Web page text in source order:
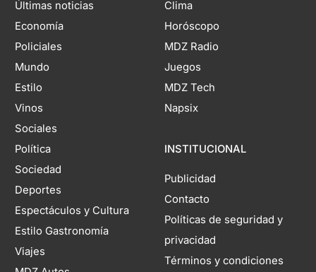
Últimas noticias
Economía
Policiales
Mundo
Estilo
Vinos
Sociales
Política
Sociedad
Deportes
Espectáculos y Cultura
Estilo Gastronomía
Viajes
Clima
Horóscopo
MDZ Radio
Juegos
MDZ Tech
Napsix
INSTITUCIONAL
Publicidad
Contacto
Políticas de seguridad y
privacidad
Términos y condiciones